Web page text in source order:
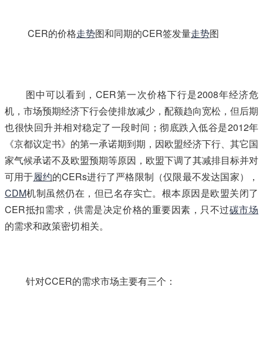
CER的价格走势图和同期的CER签发量走势图
图中可以看到，CER第一次价格下行是2008年经济危
机，市场预期经济下行会使排放减少，配额趋向宽松，但后期
也很快回升并相对稳定了一段时间；彻底跌入低谷是2012年
《京都议定书》的第一承诺期到期，因欧盟经济下行、其它国
家气候承诺不及欧盟预期等原因，欧盟下调了其减排目标并对
可用于履约的CERs进行了严格限制（仅限最不发达国家），
CDM机制虽然仍在，但已名存实亡。根本原因是欧盟关闭了
CER抵扣需求，供需是决定价格的重要因素，只不过碳市场
的需求和政策密切相关。
针对CCER的需求市场主要有三个：